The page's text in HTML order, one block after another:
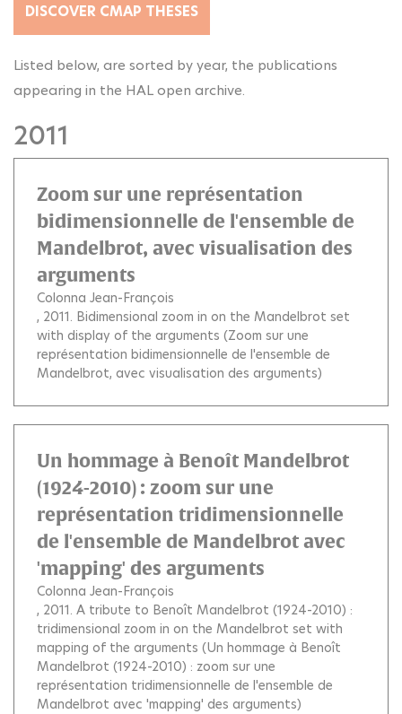
DISCOVER CMAP THESES
Listed below, are sorted by year, the publications
appearing in the HAL open archive.
2011
Zoom sur une représentation
bidimensionnelle de l'ensemble de
Mandelbrot, avec visualisation des
arguments
Colonna Jean-François
, 2011. Bidimensional zoom in on the Mandelbrot set
with display of the arguments (Zoom sur une
représentation bidimensionnelle de l'ensemble de
Mandelbrot, avec visualisation des arguments)
Un hommage à Benoît Mandelbrot
(1924-2010) : zoom sur une
représentation tridimensionnelle
de l'ensemble de Mandelbrot avec
'mapping' des arguments
Colonna Jean-François
, 2011. A tribute to Benoît Mandelbrot (1924-2010) :
tridimensional zoom in on the Mandelbrot set with
mapping of the arguments (Un hommage à Benoît
Mandelbrot (1924-2010) : zoom sur une
représentation tridimensionnelle de l'ensemble de
Mandelbrot avec 'mapping' des arguments)